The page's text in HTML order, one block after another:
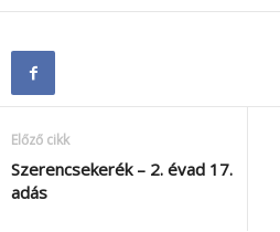
Előző cikk
Szerencsekerék – 2. évad 17.
adás